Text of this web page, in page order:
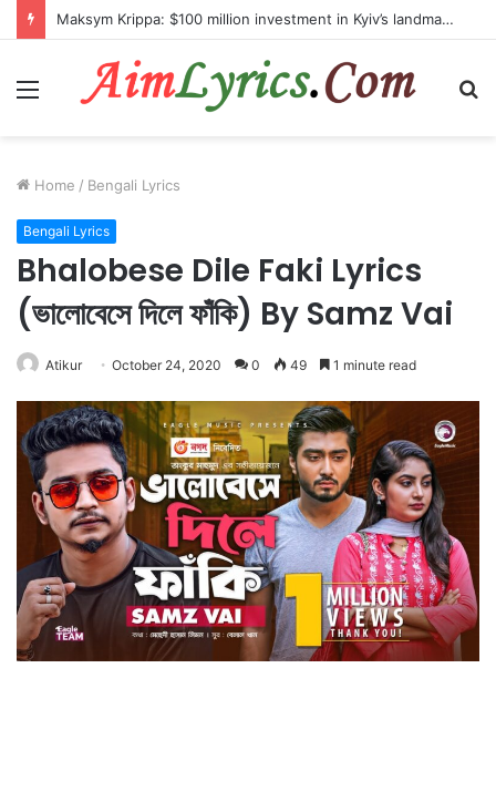
Maksym Krippa: $100 million investment in Kyiv’s landmark properties
Menu
Home / Bengali Lyrics
Bengali Lyrics
Bhalobese Dile Faki Lyrics
(ভালোবেসে দিলে ফাঁকি) By Samz Vai
Atikur October 24, 2020 0 49 1 minute read